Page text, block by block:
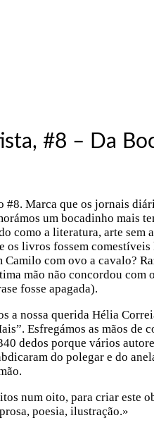
#8 – Da
#8. Marca que os jornais
um bocadinho mais
como a literatura, arte
livros fossem
Camilo com ovo a cavalo?
mão não concordou
fosse apagada).
a nossa querida Hélia
Esfregámos as mãos de
dedos porque vários
do polegar e do
num oito, para criar este
poesia, ilustração.»